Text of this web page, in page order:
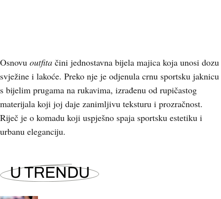
Osnovu outfita čini jednostavna bijela majica koja unosi dozu
svježine i lakoće. Preko nje je odjenula crnu sportsku jaknicu
s bijelim prugama na rukavima, izrađenu od rupičastog
materijala koji joj daje zanimljivu teksturu i prozračnost.
Riječ je o komadu koji uspješno spaja sportsku estetiku i
urbanu eleganciju.
U TRENDU